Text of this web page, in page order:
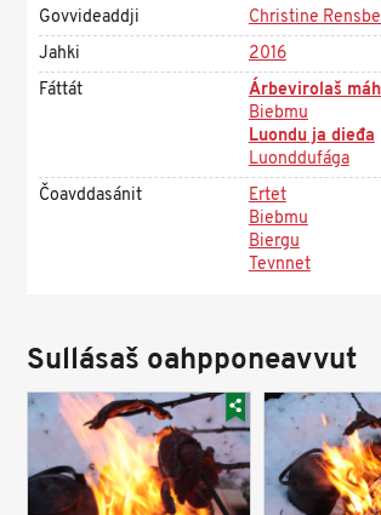
Govvideaddji
Christine
Jahki
2016
Fáttát
Árbevirolaš
Biebmu
Luondu ja dieđa
Luonddufága
Čoavddasánit
Ertet
Biebmu
Biergu
Tevnnet
Sullásaš oahpponeavvut